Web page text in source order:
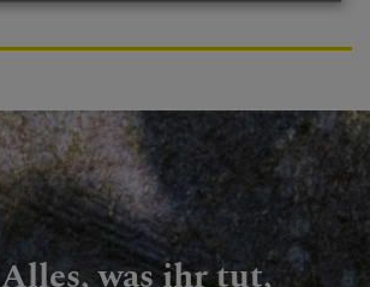
Alles, was ihr tut,